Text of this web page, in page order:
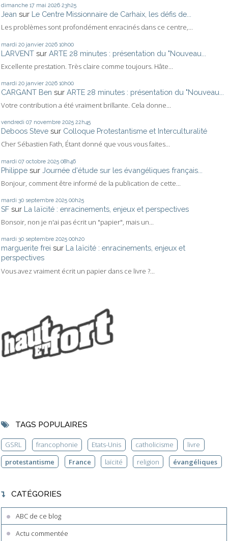
dimanche 17 mai 2026 23h25
Jean sur Le Centre Missionnaire de Carhaix, les défis de...
Les problèmes sont profondément enracinés dans ce centre,...
mardi 20 janvier 2026 10h00
LARVENT sur ARTE 28 minutes : présentation du "Nouveau...
Excellente prestation. Très claire comme toujours. Hâte...
mardi 20 janvier 2026 10h00
CARGANT Ben sur ARTE 28 minutes : présentation du "Nouveau...
Votre contribution a été vraiment brillante. Cela donne...
vendredi 07 novembre 2025 22h45
Deboos Steve sur Colloque Protestantisme et Interculturalité
Cher Sébastien Fath, Étant donné que vous vous faites...
mardi 07 octobre 2025 08h46
Philippe sur Journée d'étude sur les évangéliques français...
Bonjour, comment être informé de la publication de cette...
mardi 30 septembre 2025 00h25
SF sur La laïcité : enracinements, enjeux et perspectives
Bonsoir, non je n'ai pas écrit un "papier", mais un...
mardi 30 septembre 2025 00h20
marguerite frei sur La laïcité : enracinements, enjeux et
perspectives
Vous avez vraiment écrit un papier dans ce livre ?...
TAGS POPULAIRES
GSRL francophonie Etats-Unis catholicisme
livre
protestantisme
France laïcité religion évangéliques
CATÉGORIES
ABC de ce blog
Actu commentée